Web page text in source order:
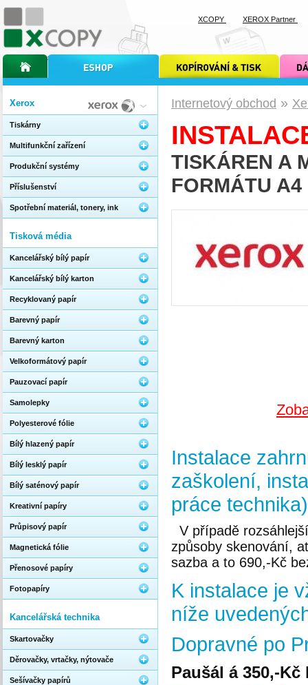
Internetový obchod »
TISKÁREN A
FORMÁTU A4
Instalace
zaškolení,
práce
V případě
způsoby skenování,
sazba a to 690,-Kč
K instalace je
níže
Dopravné po
Paušál á 350,-Kč
Xerox
Tiskárny
Multifunkční zařízení
Produkční systémy
Příslušenství
Spotřební materiál, tonery, ink
Tisková média
Kancelářský bílý papír
Kancelářský bílý karton
Recyklovaný papír
Barevný papír
Barevný karton
Velkoformátový papír
Pauzovací papír
Samolepky
Polyesterové fólie
Bílý hlazený papír
Bílý lesklý papír
Bílý saténový papír
Kreativní papíry
Průpisový papír
Magnetická fólie
Přenosové papíry
Fotopapíry
Kancelářská technika
Skartovačky
Děrovačky, vrtačky, nýtovače
Sešívačky papírů
úvodní stránka xcopyinternetový obchod xcopy kopírování a tisk xcopy dárkové
XCOPY XEROX Partner